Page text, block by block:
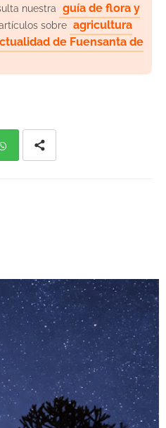
nuestra
guía de flora y
artículos sobre agricultura
de Fuensanta de